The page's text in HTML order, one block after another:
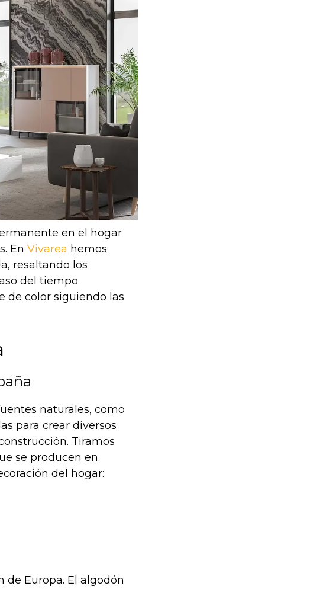
en el hogar
En Vivarea hemos
resaltando los
del tiempo
de color siguiendo las
naturales, como
para crear diversos
Tiramos
se producen en
del hogar:
de Europa. El algodón